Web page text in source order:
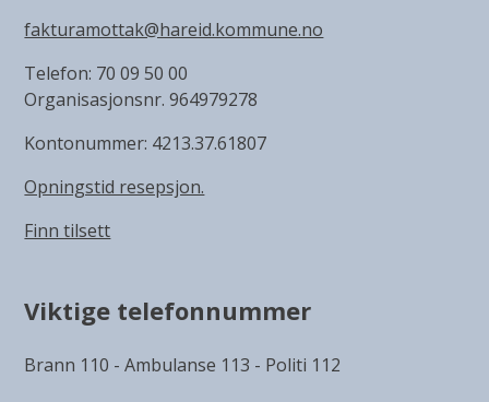
fakturamottak@hareid.kommune.no
Telefon: 70 09 50 00
Organisasjonsnr. 964979278
Kontonummer: 4213.37.61807
Opningstid resepsjon.
Finn tilsett
Viktige telefonnummer
Brann 110 - Ambulanse 113 - Politi 112